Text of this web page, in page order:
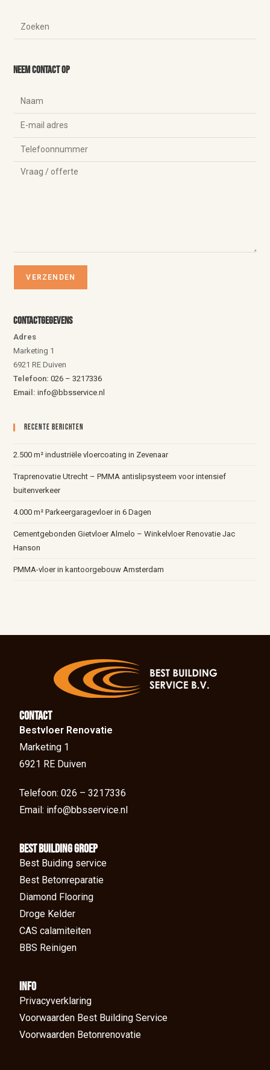
Neem contact op
Contactgegevens
Adres
Marketing 1
6921 RE Duiven
Telefoon:026 – 3217336
Email: info@bbsservice.nl
Recente Berichten
2.500 m² industriële vloercoating in Zevenaar
Traprenovatie Utrecht – PMMA antislipsysteem voor intensief
buitenverkeer
4.000 m² Parkeergaragevloer in 6 Dagen
Cementgebonden Gietvloer Almelo – Winkelvloer Renovatie Jac
Hanson
PMMA-vloer in kantoorgebouw Amsterdam
Contact
Bestvloer Renovatie
Marketing 1
6921 RE Duiven
Telefoon: 026 – 3217336
Email: info@bbsservice.nl
BEst Building groep
Best Buiding service
Best Betonreparatie
Diamond Flooring
Droge Kelder
CAS calamiteiten
BBS Reinigen
Info
Privacyverklaring
Voorwaarden Best Building Service
Voorwaarden Betonrenovatie